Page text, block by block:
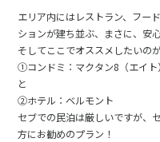
エリア内にはレストラン、フー
ションが建ち並ぶ、まさに、安
そしてここでオススメしたいの
①コンドミ：マクタン8（エイト
と
②ホテル：ベルモント
セブでの民泊は厳しいですが、
方にお勧めのプラン！